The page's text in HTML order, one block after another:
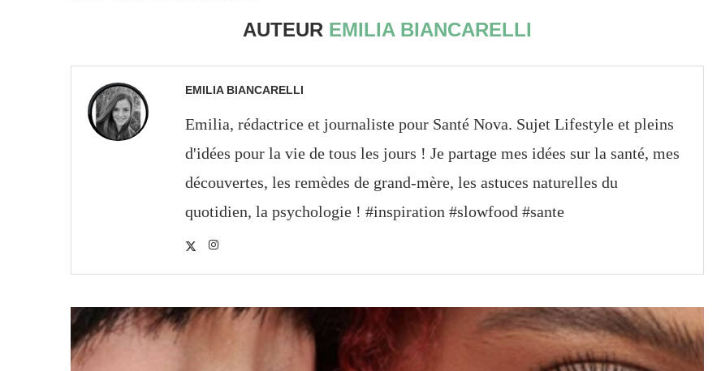
AUTEUR EMILIA BIANCARELLI
EMILIA BIANCARELLI
Emilia, rédactrice et journaliste pour Santé Nova. Sujet Lifestyle et pleins
d'idées pour la vie de tous les jours ! Je partage mes idées sur la santé, mes
découvertes, les remèdes de grand-mère, les astuces naturelles du
quotidien, la psychologie ! #inspiration #slowfood #sante